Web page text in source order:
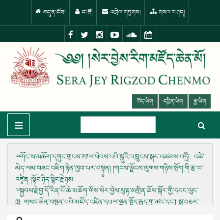
མདུན་ངོས། ང་ཚོ། འབྲེལ་གཏུགས། གསལ་བཤད།
བོད་ཡིག དབྱིན་ཡིག རྒྱ་ཡིག
≡
ྋགོང་ས་མཆོག་དགུང་གྲངས་༩༡ལ་ཕེབས་པའི་སྐུའི་འཁྲུངས་སྐར་འཚམས་འདྲི།: འཚེ་
མེད་ལམ་བཟང་འཇིག་རྟེན་ཁྱབ་པར་བསྟ༵ན། །གངས་ལྗོངས་ལུགས་གཉིས་སྲོག་གི་རྩ་བ་
འཛི༵ན །སྟོང་ཉིད་སྙིང་རྗེ་ཉམ
༸སྐྱབས་རྗེ་བྱ་དོ་རིན་པོ་ཆེ་མཆོག་གིས་སེར་བྱེས་སུ་རྟ་མགྲིན་ཆོས་སྐོར་གྱི་དབང་ལུང་
ཁྲ: གསང་ཆེན་བསྟན་པའི་མཛོད་འཛིན་དཔལ་ལྡན་སྟོད་རྒྱུད་གྲྭ་ཚང་དང་། སྐུ་བཅར་